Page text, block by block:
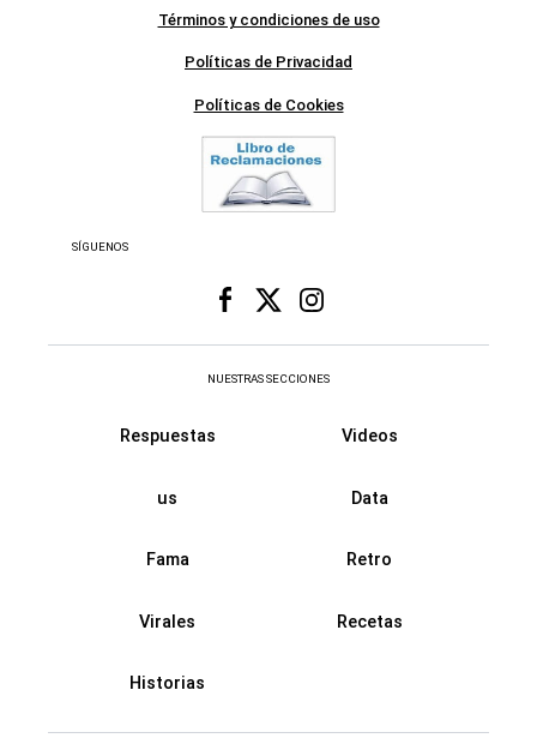
Términos y condiciones de uso
Políticas de Privacidad
Políticas de Cookies
SÍGUENOS
NUESTRAS SECCIONES
Respuestas Videos
us Data
Fama Retro
Virales Recetas
Historias